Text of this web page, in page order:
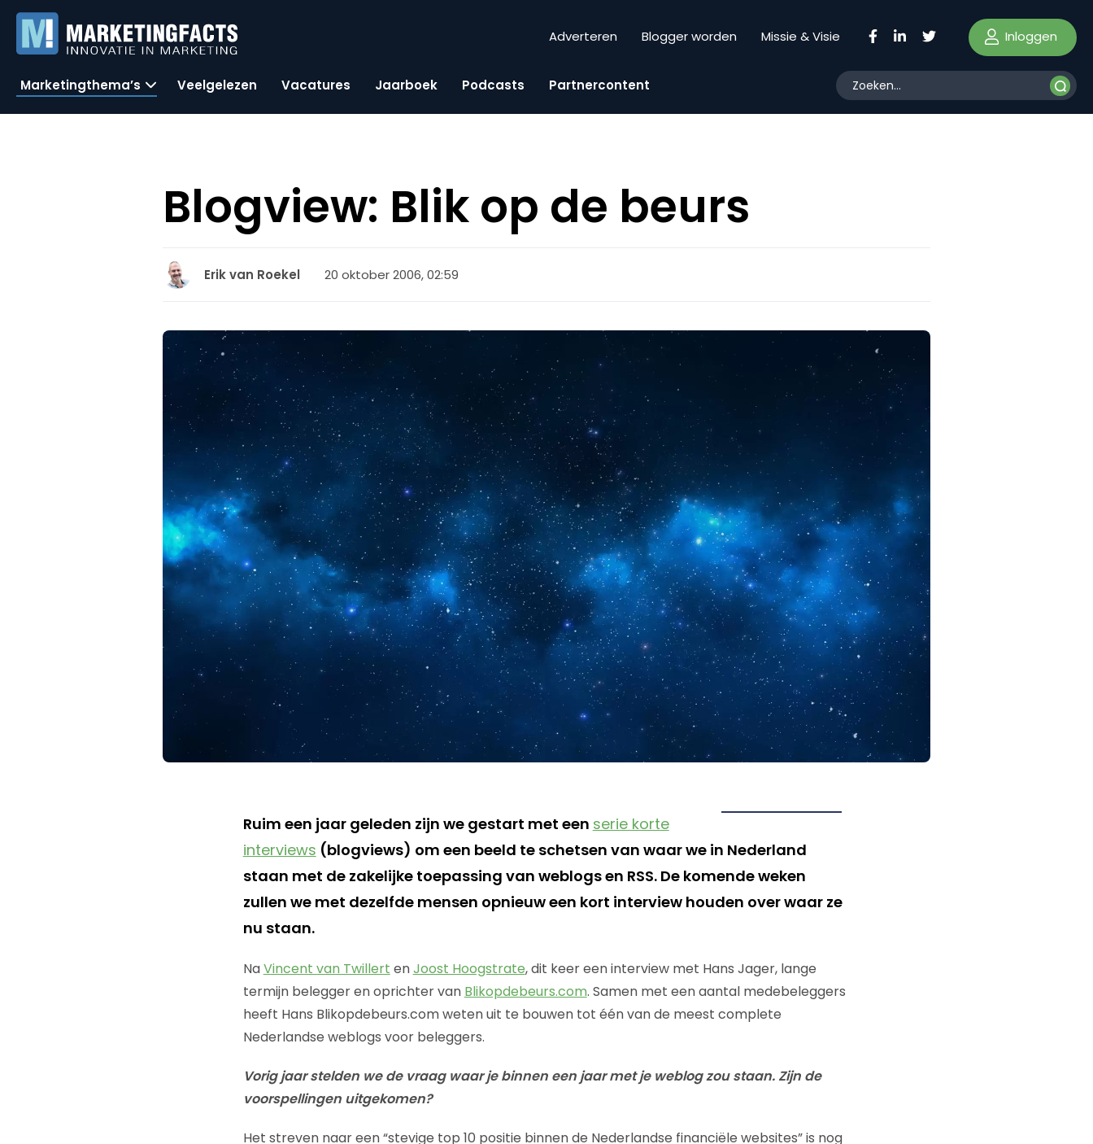
Adverteren Blogger worden Missie & Visie Inloggen
Marketingthema’s Veelgelezen Vacatures Jaarboek Podcasts Partnercontent
Blogview: Blik op de beurs
Erik van Roekel 20 oktober 2006, 02:59
Ruim een jaar geleden zijn we gestart met een serie korte
interviews (blogviews) om een beeld te schetsen van waar we in Nederland
staan met de zakelijke toepassing van weblogs en RSS. De komende weken
zullen we met dezelfde mensen opnieuw een kort interview houden over waar ze
nu staan.
NaVincent van Twillert enJoost Hoogstrate, dit keer een interview met Hans Jager, lange
termijn belegger en oprichter van Blikopdebeurs.com. Samen met een aantal medebeleggers
heeft Hans Blikopdebeurs.com weten uit te bouwen tot één van de meest complete
Nederlandse weblogs voor beleggers.
Vorig jaar stelden we de vraag waar je binnen een jaar met je weblog zou staan. Zijn de
voorspellingen uitgekomen?
Het streven naar een “stevige top 10 positie binnen de Nederlandse financiële websites” is nog